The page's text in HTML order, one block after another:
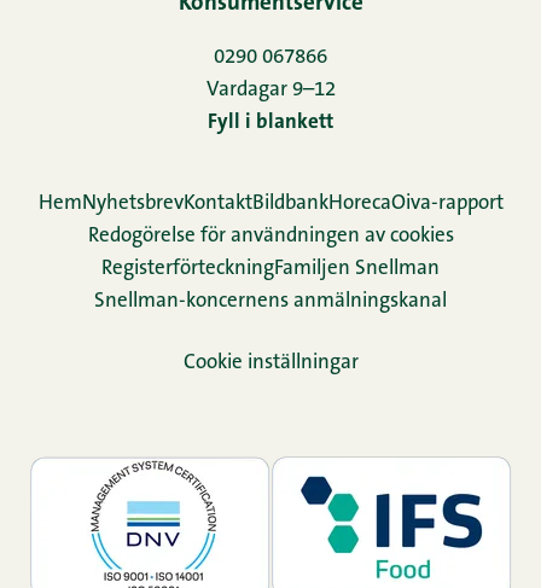
0290 067866
Vardagar 9–12
Fyll i blankett
HemNyhetsbrevKontaktBildbankHorecaOiva-rapport
Redogörelse för användningen av cookies
Re­gis­ter­för­teck­ningFamiljen Snellman
Snellman-koncernens anmälningskanal
Cookie inställningar